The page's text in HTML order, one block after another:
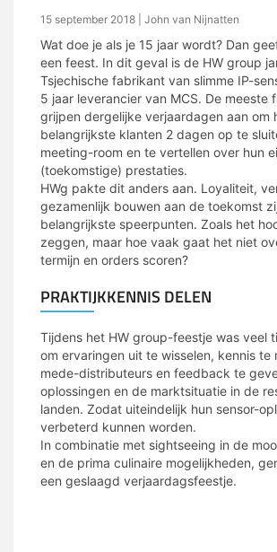
15 september 2018 | John van Nijnatten
Wat doe je als je 15 jaar wordt? Dan
een feest. In dit geval is de HW group
Tsjechische fabrikant van slimme IP-
5 jaar leverancier van MCS. De meeste
grijpen dergelijke verjaardagen aan om
belangrijkste klanten 2 dagen op te
meeting-room en te vertellen over hun
(toekomstige) prestaties.
HWg pakte dit anders aan. Loyaliteit,
gezamenlijk bouwen aan de toekomst
belangrijkste speerpunten. Zoals het
zeggen, maar hoe vaak gaat het niet
termijn en orders scoren?
PRAKTIJKKENNIS DELEN
Tijdens het HW group-feestje was veel
om ervaringen uit te wisselen, kennis te
mede-distributeurs en feedback te
oplossingen en de marktsituatie in de
landen. Zodat uiteindelijk hun sensor-
verbeterd kunnen worden.
In combinatie met sightseeing in de
en de prima culinaire mogelijkheden,
een geslaagd verjaardagsfeestje.